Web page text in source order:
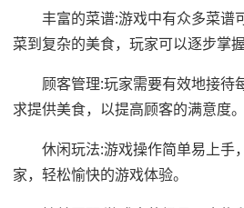
丰富的菜谱:游戏中有众多菜谱
菜到复杂的美食，玩家可以逐步掌
顾客管理:玩家需要有效地接待
求提供美食，以提高顾客的满意度。
休闲玩法:游戏操作简单易上手
家，轻松愉快的游戏体验。